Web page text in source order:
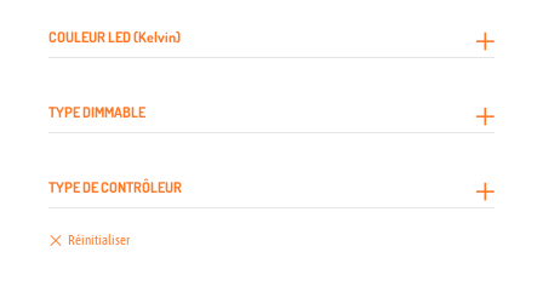
COULEUR LED (Kelvin)
TYPE DIMMABLE
TYPE DE CONTRÔLEUR